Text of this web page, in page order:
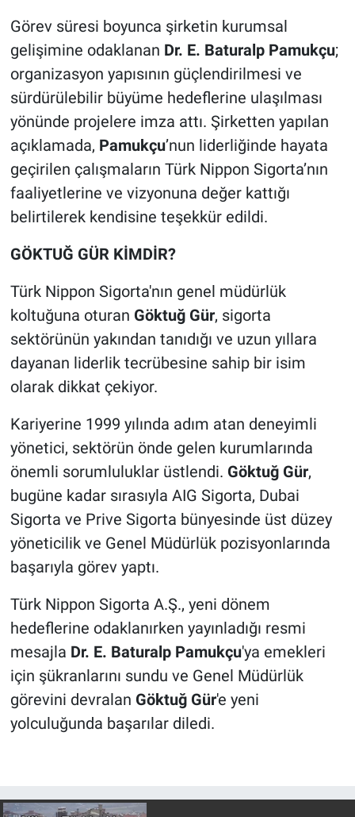
Görev süresi boyunca şirketin kurumsal
gelişimine odaklanan Dr. E. Baturalp Pamukçu;
organizasyon yapısının güçlendirilmesi ve
sürdürülebilir büyüme hedeflerine ulaşılması
yönünde projelere imza attı. Şirketten yapılan
açıklamada, Pamukçu’nun liderliğinde hayata
geçirilen çalışmaların Türk Nippon Sigorta’nın
faaliyetlerine ve vizyonuna değer kattığı
belirtilerek kendisine teşekkür edildi.
GÖKTUĞ GÜR KİMDİR?
Türk Nippon Sigorta'nın genel müdürlük
koltuğuna oturan Göktuğ Gür, sigorta
sektörünün yakından tanıdığı ve uzun yıllara
dayanan liderlik tecrübesine sahip bir isim
olarak dikkat çekiyor.
Kariyerine 1999 yılında adım atan deneyimli
yönetici, sektörün önde gelen kurumlarında
önemli sorumluluklar üstlendi. Göktuğ Gür,
bugüne kadar sırasıyla AIG Sigorta, Dubai
Sigorta ve Prive Sigorta bünyesinde üst düzey
yöneticilik ve Genel Müdürlük pozisyonlarında
başarıyla görev yaptı.
Türk Nippon Sigorta A.Ş., yeni dönem
hedeflerine odaklanırken yayınladığı resmi
mesajla Dr. E. Baturalp Pamukçu'ya emekleri
için şükranlarını sundu ve Genel Müdürlük
görevini devralan Göktuğ Gür'e yeni
yolculuğunda başarılar diledi.